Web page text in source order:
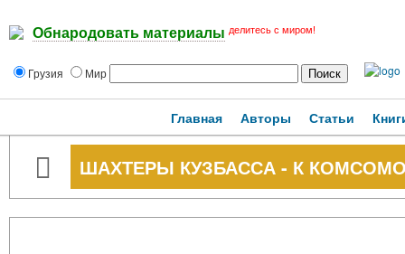
Обнародовать материалы делитесь с миром!
Грузия Мир
Главная Авторы Статьи
ШАХТЕРЫ КУЗБАССА - К